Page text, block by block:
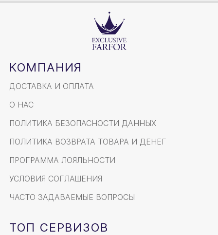
КОМПАНИЯ
ДОСТАВКА И ОПЛАТА
О НАС
ПОЛИТИКА БЕЗОПАСНОСТИ ДАННЫХ
ПОЛИТИКА ВОЗВРАТА ТОВАРА И ДЕНЕГ
ПРОГРАММА ЛОЯЛЬНОСТИ
УСЛОВИЯ СОГЛАШЕНИЯ
ЧАСТО ЗАДАВАЕМЫЕ ВОПРОСЫ
ТОП СЕРВИЗОВ